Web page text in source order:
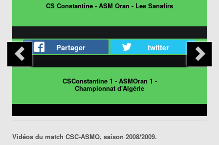
CS Constantine - ASM Oran - Les Sanafirs
Partager twitter
CSConstantine 1 - ASMOran 1 -
Championnat d'Algérie
Vidéos du match CSC-ASMO, saison 2008/2009.